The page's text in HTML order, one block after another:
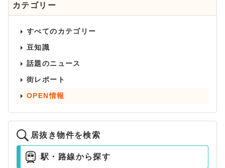
カテゴリー
すべてのカテゴリー
豆知識
話題のニュース
街レポート
OPEN情報
居抜き物件を検索
駅・路線から探す